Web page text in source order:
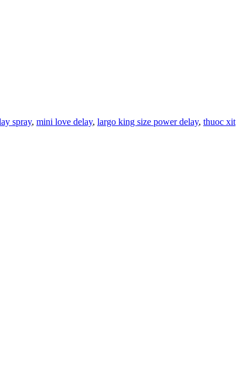
spray, mini love delay, largo king size power delay, thuoc xit